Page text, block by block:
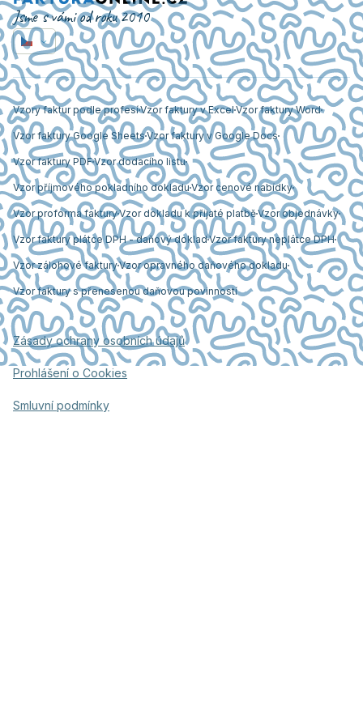
Jsme s vámi od roku 2010
Vzory faktur podle profesíVzor faktury v ExcelVzor faktury Word
Vzor faktury Google SheetsVzor faktury v Google Docs
Vzor faktury PDFVzor dodacího listu
Vzor příjmového pokladního dokladu Vzor cenové nabídky
Vzor proforma fakturyVzor dokladu k přijaté platběVzor objednávky
Vzor faktury plátce DPH - daňový dokladVzor faktury neplátce DPH
Vzor zálohové fakturyVzor opravného daňového dokladu
Vzor faktury s přenesenou daňovou povinností
Zásady ochrany osobních údajů
Prohlášení o Cookies
Smluvní podmínky